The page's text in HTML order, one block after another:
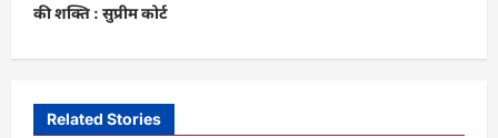
n
a
की शक्ति : सुप्रीम कोर्ट
Related Stories